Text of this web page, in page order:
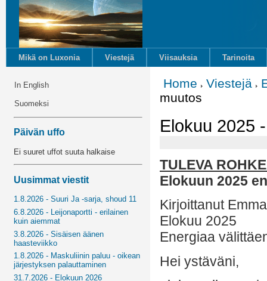
Mikä on Luxonia Viestejä Viisauksia Tarinoita
In English
Suomeksi
Päivän uffo
Ei suuret uffot suuta halkaise
Uusimmat viestit
1.8.2026 - Suuri Ja -sarja, shoud 11
6.8.2026 - Leijonaportti - erilainen
kuin aiemmat
3.8.2026 - Sisäisen äänen
haasteviikko
1.8.2026 - Maskuliinin paluu - oikean
järjestyksen palauttaminen
31.7.2026 - Elokuun 2026
Home Viestejä
muutos
Elokuu 2025
TULEVA
Elokuun 2025
Kirjoittanut
Elokuu 2025
Energiaa
Hei ystäväni,